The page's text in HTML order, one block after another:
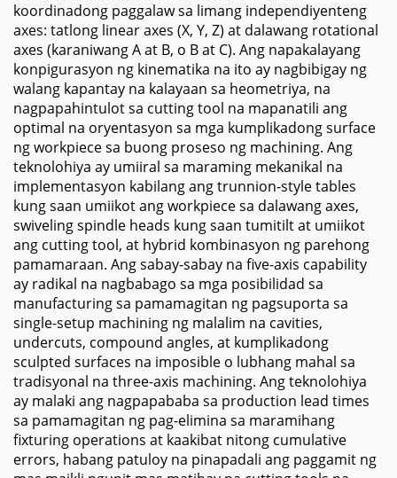
koordinadong paggalaw sa limang independiyenteng
axes: tatlong linear axes (X, Y, Z) at dalawang rotational
axes (karaniwang A at B, o B at C). Ang napakalayang
konpigurasyon ng kinematika na ito ay nagbibigay ng
walang kapantay na kalayaan sa heometriya, na
nagpapahintulot sa cutting tool na mapanatili ang
optimal na oryentasyon sa mga kumplikadong surface
ng workpiece sa buong proseso ng machining. Ang
teknolohiya ay umiiral sa maraming mekanikal na
implementasyon kabilang ang trunnion-style tables
kung saan umiikot ang workpiece sa dalawang axes,
swiveling spindle heads kung saan tumitilt at umiikot
ang cutting tool, at hybrid kombinasyon ng parehong
pamamaraan. Ang sabay-sabay na five-axis capability
ay radikal na nagbabago sa mga posibilidad sa
manufacturing sa pamamagitan ng pagsuporta sa
single-setup machining ng malalim na cavities,
undercuts, compound angles, at kumplikadong
sculpted surfaces na imposible o lubhang mahal sa
tradisyonal na three-axis machining. Ang teknolohiya
ay malaki ang nagpapababa sa production lead times
sa pamamagitan ng pag-elimina sa maramihang
fixturing operations at kaakibat nitong cumulative
errors, habang patuloy na pinapadali ang paggamit ng